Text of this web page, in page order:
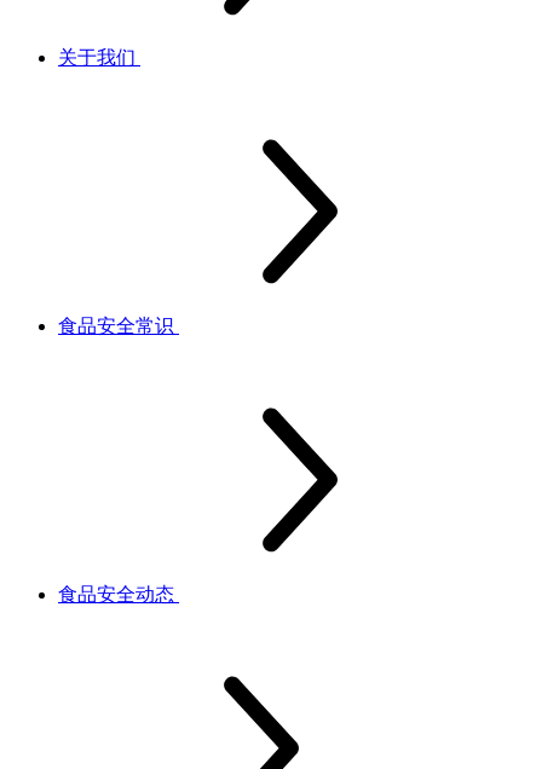
关于我们
食品安全常识
食品安全动态